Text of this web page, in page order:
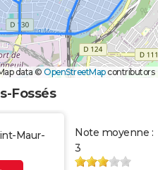
data ©OpenStreetMapcontributors
Fossés
Maur-
Note moyenne :
3